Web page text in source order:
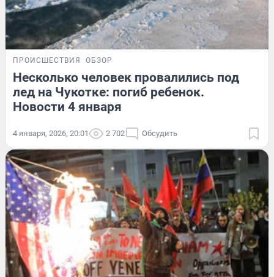
ПРОИСШЕСТВИЯ ОБЗОР
Несколько человек провалились под
лед на Чукотке: погиб ребенок.
Новости 4 января
4 января, 2026, 20:01 2 702 Обсудить